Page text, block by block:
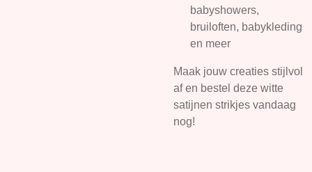
babyshowers,
bruiloften, babykleding
en meer
Maak jouw creaties stijlvol
af en bestel deze witte
satijnen strikjes vandaag
nog!